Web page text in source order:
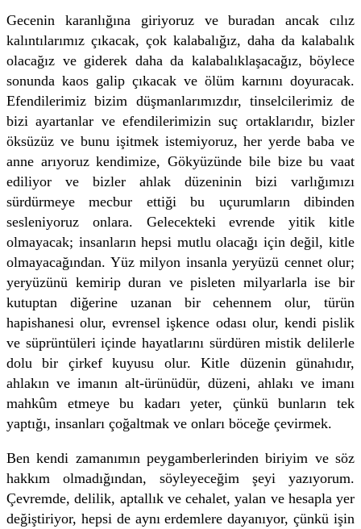
Gecenin karanlığına giriyoruz ve buradan ancak cılız
kalıntılarımız çıkacak, çok kalabalığız, daha da kalabalık
olacağız ve giderek daha da kalabalıklaşacağız, böylece
sonunda kaos galip çıkacak ve ölüm karnını doyuracak.
Efendilerimiz bizim düşmanlarımızdır, tinselcilerimiz de
bizi ayartanlar ve efendilerimizin suç ortaklarıdır, bizler
öksüzüz ve bunu işitmek istemiyoruz, her yerde baba ve
anne arıyoruz kendimize, Gökyüzünde bile bize bu vaat
ediliyor ve bizler ahlak düzeninin bizi varlığımızı
sürdürmeye mecbur ettiği bu uçurumların dibinden
sesleniyoruz onlara. Gelecekteki evrende yitik kitle
olmayacak; insanların hepsi mutlu olacağı için değil, kitle
olmayacağından. Yüz milyon insanla yeryüzü cennet olur;
yeryüzünü kemirip duran ve pisleten milyarlarla ise bir
kutuptan diğerine uzanan bir cehennem olur, türün
hapishanesi olur, evrensel işkence odası olur, kendi pislik
ve süprüntüleri içinde hayatlarını sürdüren mistik delilerle
dolu bir çirkef kuyusu olur. Kitle düzenin günahıdır,
ahlakın ve imanın alt-ürünüdür, düzeni, ahlakı ve imanı
mahkûm etmeye bu kadarı yeter, çünkü bunların tek
yaptığı, insanları çoğaltmak ve onları böceğe çevirmek.
Ben kendi zamanımın peygamberlerinden biriyim ve söz
hakkım olmadığından, söyleyeceğim şeyi yazıyorum.
Çevremde, delilik, aptallık ve cehalet, yalan ve hesapla yer
değiştiriyor, hepsi de aynı erdemlere dayanıyor, çünkü işin